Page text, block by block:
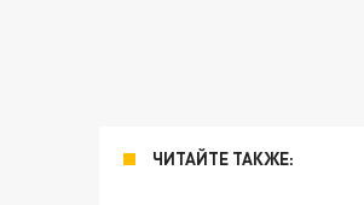
ЧИТАЙТЕ ТАКЖЕ: